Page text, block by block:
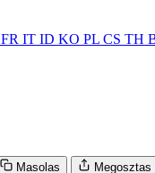
FR IT ID KO PL CS TH
Masolas Megosztas